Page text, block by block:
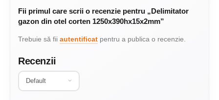
Recenzii
Fii primul care scrii o recenzie pentru „Delimitator
gazon din otel corten 1250x390hx15x2mm”
Trebuie să fii autentificat pentru a publica o recenzie.